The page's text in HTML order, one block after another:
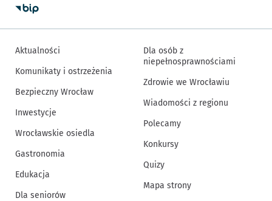
Aktualności
Komunikaty i ostrzeżenia
Bezpieczny Wrocław
Inwestycje
Wrocławskie osiedla
Gastronomia
Edukacja
Dla seniorów
Dla osób z
niepełnosprawnościami
Zdrowie we Wrocławiu
Wiadomości z regionu
Polecamy
Konkursy
Quizy
Mapa strony